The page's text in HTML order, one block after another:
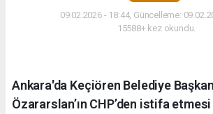
09.02.2026 - 18:44, Güncelleme:
15588+ kez okundu.
Ankara'da Keçiören Belediye
Özararslan’ın CHP’den istifa